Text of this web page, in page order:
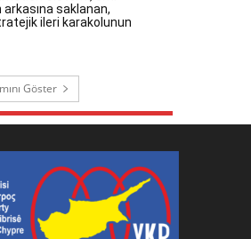
saklanan,
ileri karakolunun
Göster